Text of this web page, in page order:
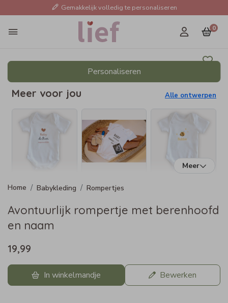
Gemakkelijk volledig te personaliseren
0
Personaliseren
Meer voor jou Alle ontwerpen
Meer
Babykleding Rompertjes
Avontuurlijk rompertje met berenhoofd
en naam
19,99
In winkelmandje Bewerken